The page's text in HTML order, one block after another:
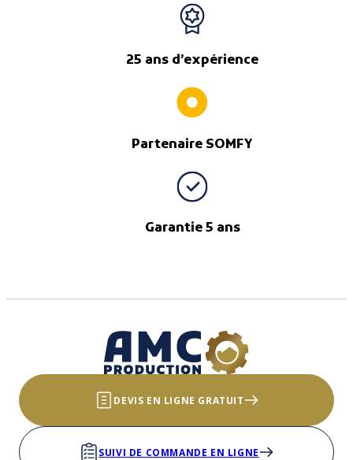
25 ans d’expérience
Partenaire SOMFY
Garantie 5 ans
DEVIS EN LIGNE GRATUIT
SUIVI DE COMMANDE EN LIGNE